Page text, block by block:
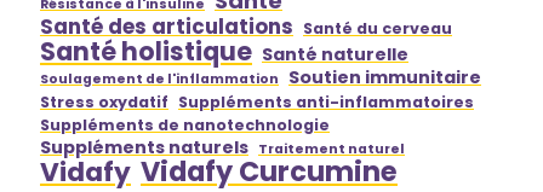
Résistance à l'insuline
Santé des articulations Santé du cerveau
Santé holistique Santé naturelle
Soulagement de l'inflammation Soutien immunitaire
Stress oxydatif Suppléments anti-inflammatoires
Suppléments de nanotechnologie
Suppléments naturels Traitement naturel
Vidafy Vidafy Curcumine